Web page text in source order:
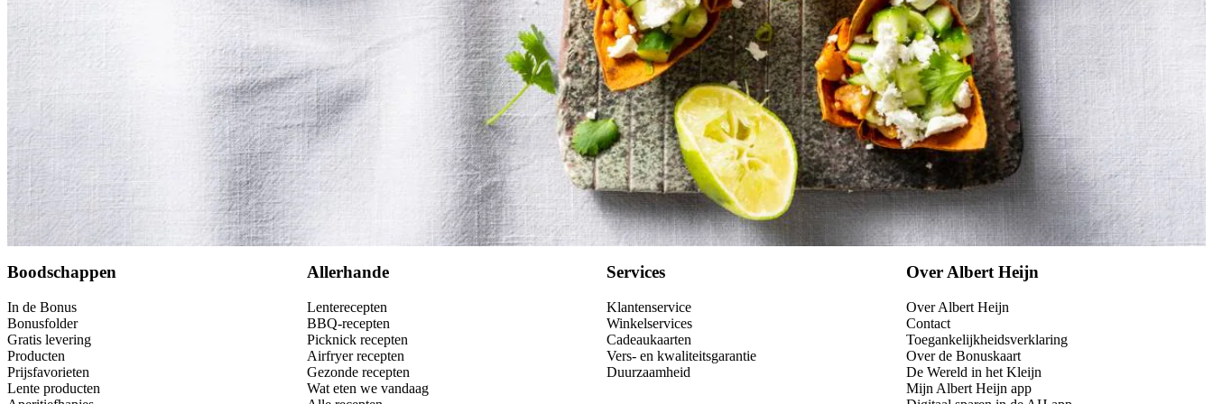
Boodschappen
In de Bonus
Bonusfolder
Gratis levering
Producten
Prijsfavorieten
Lente producten
Allerhande
Lenterecepten
BBQ-recepten
Picknick recepten
Airfryer recepten
Gezonde recepten
Wat eten we vandaag
Services
Klantenservice
Winkelservices
Cadeaukaarten
Vers- en kwaliteitsgarantie
Duurzaamheid
Over Albert Heijn
Over Albert Heijn
Contact
Toegankelijkheidsverklaring
Over de Bonuskaart
De Wereld in het Kleijn
Mijn Albert Heijn app